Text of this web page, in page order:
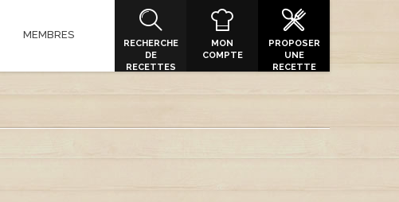
MEMBRES
RECHERCHE
DE
RECETTES
MON
COMPTE
PROPOSER
UNE
RECETTE